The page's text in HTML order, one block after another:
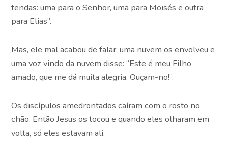
tendas: uma para o Senhor, uma para Moisés e outra
para Elias”.
Mas, ele mal acabou de falar, uma nuvem os envolveu e
uma voz vindo da nuvem disse: “Este é meu Filho
amado, que me dá muita alegria. Ouçam-no!”.
Os discípulos amedrontados caíram com o rosto no
chão. Então Jesus os tocou e quando eles olharam em
volta, só eles estavam ali.